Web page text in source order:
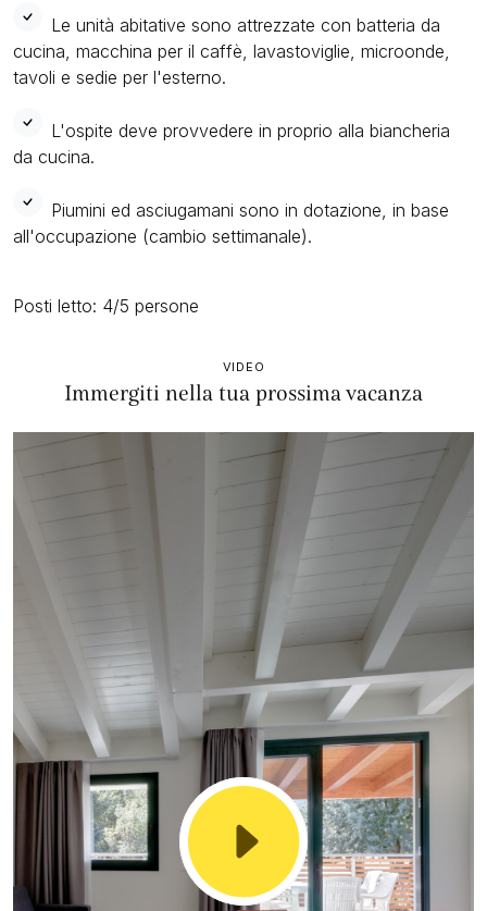
Le unità abitative sono attrezzate con batteria da
cucina, macchina per il caffè, lavastoviglie, microonde,
tavoli e sedie per l'esterno.
L'ospite deve provvedere in proprio alla biancheria
da cucina.
Piumini ed asciugamani sono in dotazione, in base
all'occupazione (cambio settimanale).
Posti letto: 4/5 persone
VIDEO
Immergiti nella tua prossima vacanza